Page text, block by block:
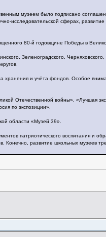
музеем было подписано
исследовательской сферах,
80-й годовщине Победы в
Зеленоградского, Черняховского,
и учёта фондов. Особое
Отечественной войны», «Лучшая
по экспозиции».
области «Музей 39».
патриотического воспитания и
развитие школьных музеев